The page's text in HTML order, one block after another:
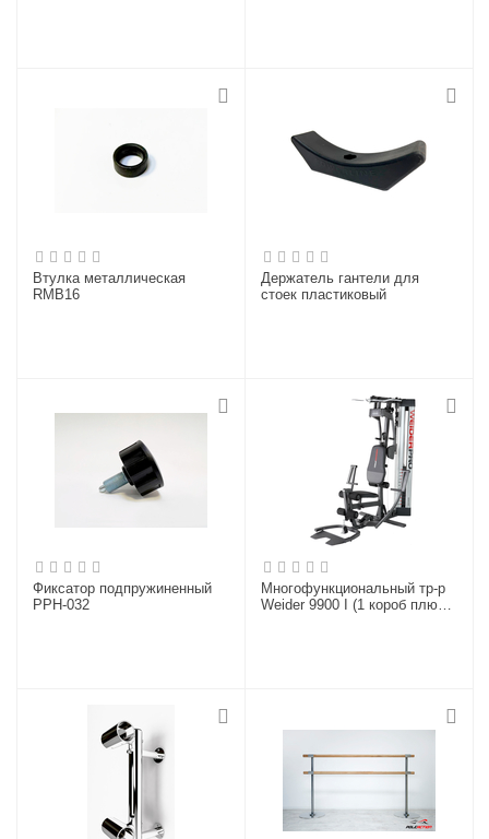
Втулка металлическая
RMB16
Держатель гантели для
стоек пластиковый
Фиксатор подпружиненный
PPH-032
Многофункциональный тр-р
Weider 9900 I (1 короб плюс